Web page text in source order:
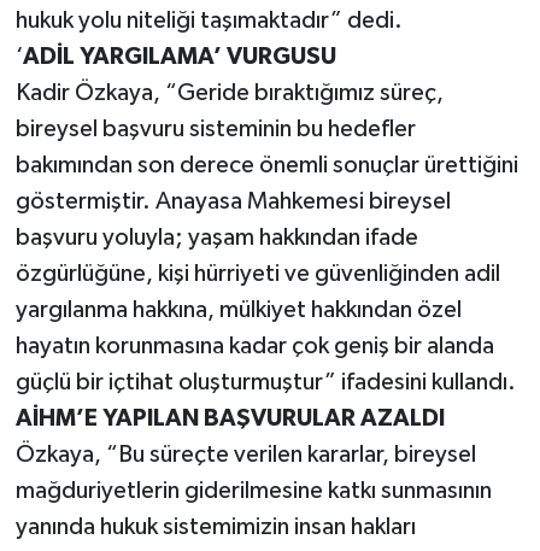
hukuk yolu niteliği taşımaktadır” dedi.
‘ADİL YARGILAMA’ VURGUSU
Kadir Özkaya, “Geride bıraktığımız süreç,
bireysel başvuru sisteminin bu hedefler
bakımından son derece önemli sonuçlar ürettiğini
göstermiştir. Anayasa Mahkemesi bireysel
başvuru yoluyla; yaşam hakkından ifade
özgürlüğüne, kişi hürriyeti ve güvenliğinden adil
yargılanma hakkına, mülkiyet hakkından özel
hayatın korunmasına kadar çok geniş bir alanda
güçlü bir içtihat oluşturmuştur” ifadesini kullandı.
AİHM’E YAPILAN BAŞVURULAR AZALDI
Özkaya, “Bu süreçte verilen kararlar, bireysel
mağduriyetlerin giderilmesine katkı sunmasının
yanında hukuk sistemimizin insan hakları